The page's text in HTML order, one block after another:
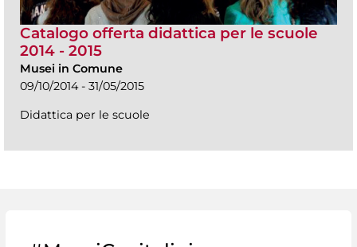
Catalogo offerta didattica per le scuole
2014 - 2015
Musei in Comune
09/10/2014 - 31/05/2015
Didattica per le scuole